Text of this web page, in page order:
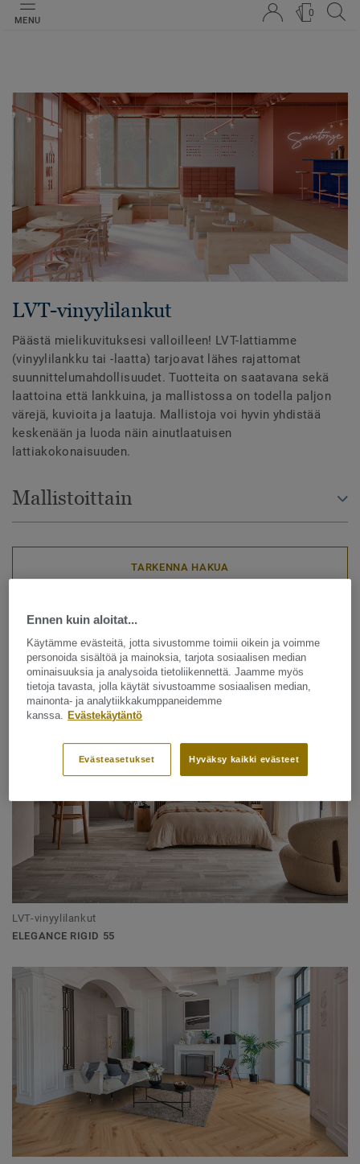
MENU
0
LVT-vinyylilankut
Päästä mielikuvituksesi valloilleen! LVT-lattiamme
(vinyylilankku tai -laatta) tarjoavat lähes rajattomat
suunnittelumahdollisuudet. Tuotteita on saatavana sekä
laattoina että lankkuina, ja mallistossa on todella paljon
värejä, kuvioita ja laatuja. Mallistoja voi hyvin yhdistää
keskenään ja luoda näin ainutlaatuisen
lattiakokonaisuuden.
Mallistoittain
TARKENNA HAKUA
LAJITTELE
LVT-vinyylilankut
ELEGANCE RIGID 55
Ennen kuin aloitat...
Käytämme evästeitä, jotta sivustomme toimii oikein ja voimme
personoida sisältöä ja mainoksia, tarjota sosiaalisen median
ominaisuuksia ja analysoida tietoliikennettä. Jaamme myös
tietoja tavasta, jolla käytät sivustoamme sosiaalisen median,
mainonta- ja analytiikkakumppaneidemme
kanssa. Evästekäytäntö
Hyväksy kaikki evästeet
Evästeasetukset